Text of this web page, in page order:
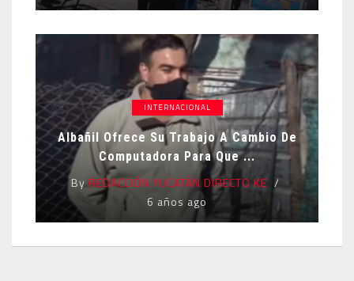
INTERNACIONAL
Albañil Ofrece Su Trabajo A Cambio De
Computadora Para Que ...
ByREDACCIÓN YUCATÁN DIRECTO KE
6 años ago